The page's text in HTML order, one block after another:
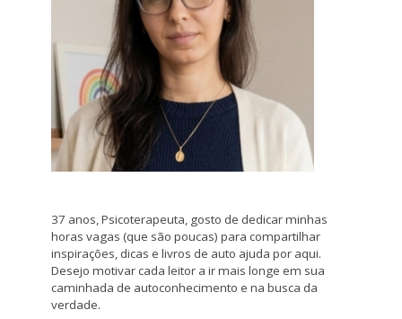
37 anos, Psicoterapeuta, gosto de dedicar minhas
horas vagas (que são poucas) para compartilhar
inspirações, dicas e livros de auto ajuda por aqui.
Desejo motivar cada leitor a ir mais longe em sua
caminhada de autoconhecimento e na busca da
verdade.